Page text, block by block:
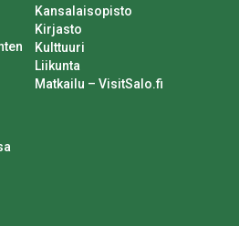
Kansalaisopisto
Kirjasto
Kulttuuri
Liikunta
Matkailu – VisitSalo.fi